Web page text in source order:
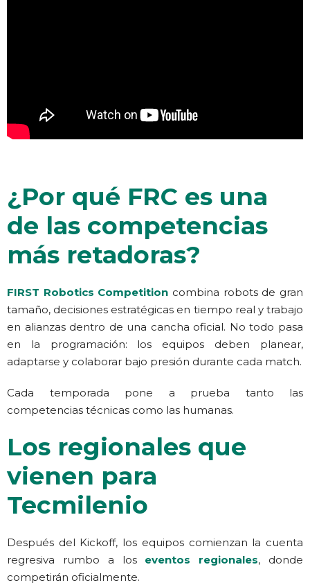
¿Por qué FRC es una
de las competencias
más retadoras?
FIRST Robotics Competition combina robots de gran
tamaño, decisiones estratégicas en tiempo real y trabajo
en alianzas dentro de una cancha oficial. No todo pasa
en la programación: los equipos deben planear,
adaptarse y colaborar bajo presión durante cada match.
Cada temporada pone a prueba tanto las
competencias técnicas como las humanas.
Los regionales que
vienen para
Tecmilenio
Después del Kickoff, los equipos comienzan la cuenta
regresiva rumbo a los eventos regionales, donde
competirán oficialmente.